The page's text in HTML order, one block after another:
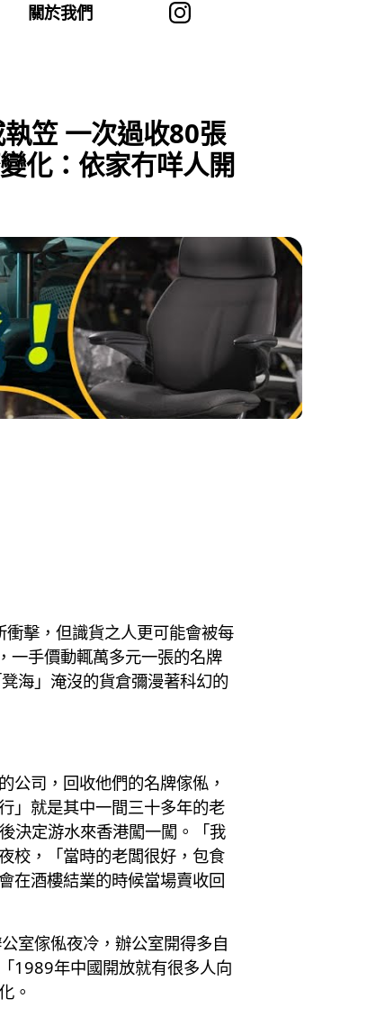
關於我們
笠 一次過收80張
化：依家冇咩人開
擊，但識貨之人更可能會被每
手價動輒萬多元一張的名牌
海」淹沒的貨倉彌漫著科幻的
公司，回收他們的名牌傢俬，
」就是其中一間三十多年的老
決定游水來香港闖一闖。「我
校，「當時的老闆很好，包食
在酒樓結業的時候當場賣收回
室傢俬夜冷，辦公室開得多自
1989年中國開放就有很多人向
。